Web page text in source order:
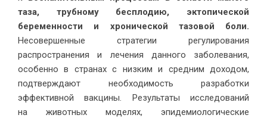
таза, трубному бесплодию, эктопической
беременности и хронической тазовой боли.
Несовершенные стратегии регулирования
распространения и лечения данного заболевания,
особенно в странах с низким и средним доходом,
подтверждают необходимость разработки
эффективной вакцины. Результаты исследований
на животных моделях, эпидемиологические